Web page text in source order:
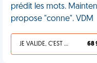
prédit les mots.
propose "conne". VDM
JE VALIDE, C'EST UNE VDM 68